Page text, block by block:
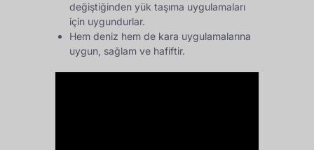
değiştiğinden yük taşıma uygulamaları
için uygundurlar.
Hem deniz hem de kara uygulamalarına
uygun, sağlam ve hafiftir.